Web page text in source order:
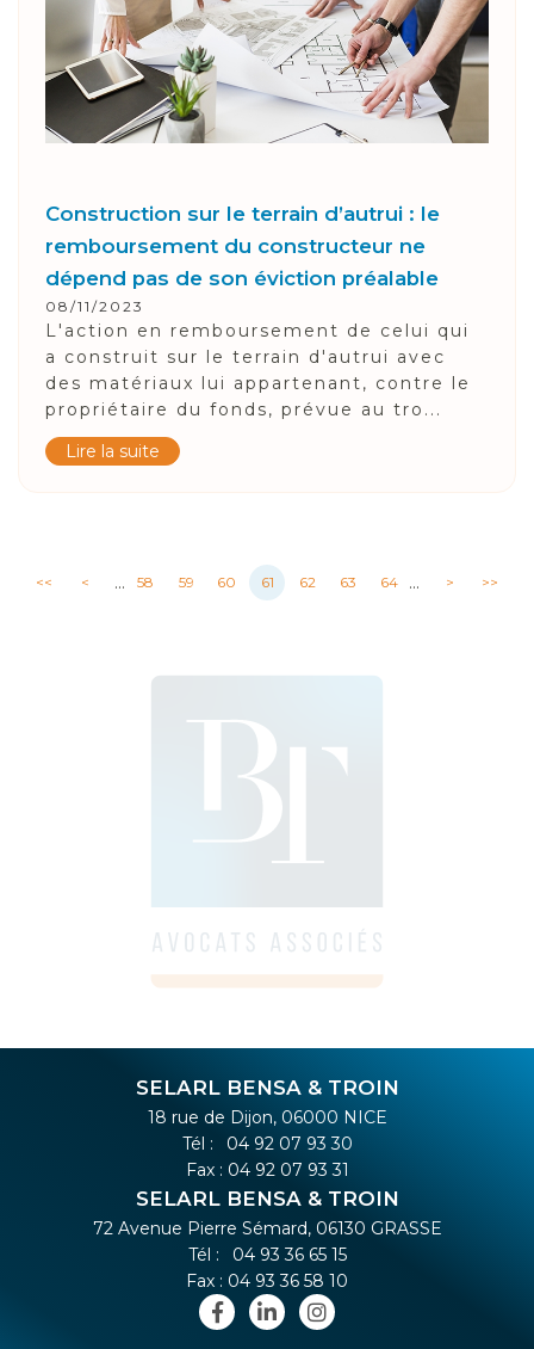
Construction sur le terrain d’autrui : le
remboursement du constructeur ne
dépend pas de son éviction préalable
08/11/2023
L'action en remboursement de celui qui
a construit sur le terrain d'autrui avec
des matériaux lui appartenant, contre le
propriétaire du fonds, prévue au tro...
Lire la suite
<< < ... 58 59 60 61 62 63 64 ... > >>
SELARL BENSA & TROIN
18 rue de Dijon, 06000 NICE
Tél :
04 92 07 93 30
Fax : 04 92 07 93 31
SELARL BENSA & TROIN
72 Avenue Pierre Sémard, 06130 GRASSE
Tél :
04 93 36 65 15
Fax : 04 93 36 58 10